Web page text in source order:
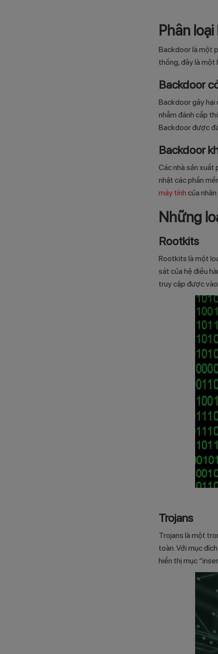
Phân
Backdoor là một
thống, đây là một
Backdoor
Backdoor gây hại
nhằm đánh cắp
Backdoor được
Backdoor
Các nhà sản
nhật các phần
máy tính của
Những
Rootkits
Rootkits là một
sát của hệ điều
truy cập được
Trojans
Trojans là một
toàn. Với mục
hiển thị mục